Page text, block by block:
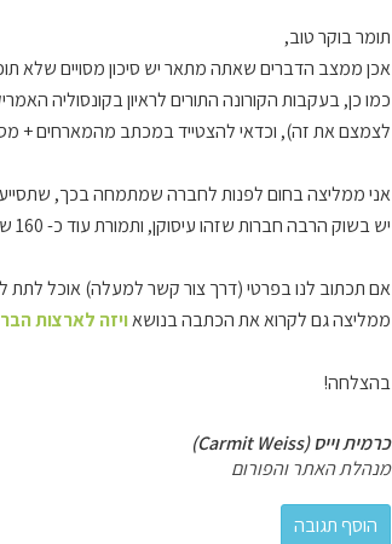
תומר בוקר טוב,
אכן ממצב הדברים שאתה מתאר יש סיכון מסויים שלא
כמו כן, בעקבות הקורונה התורים לראיון בקונסוליה
לצמצם את זה), וכדאי להצטייד במכתב מהמארחים +
אני ממליצה בחום לפנות לחברה שמתמחה בכך, שתסייע
יש בשוק הרבה חברות שזהו עיסוקן, ותמורת עוד כ- 160 ש"ח בנוסף לעלות הוויזה הם יעשו עבורך את השירות הכל כך חשוב הזה.
אם תכתוב לנו בפרטי (דרך צור קשר למעלה) אוכל לתת
ממליצה גם לקרוא את הכתבה בנושאויזה לארצות
בהצלחה!
כרמית וייס (Carmit Weiss)
מנהלת האתר והפורום